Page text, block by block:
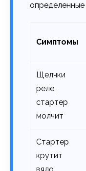
Симптомы
Щелчки
реле,
стартер
молчит
Стартер
крутит